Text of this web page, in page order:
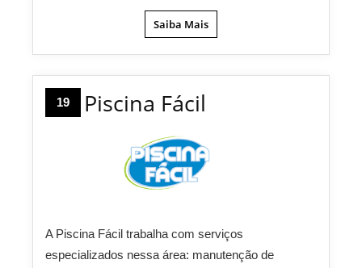
Saiba Mais
19 Piscina Fácil
A Piscina Fácil trabalha com serviços
especializados nessa área: manutenção de